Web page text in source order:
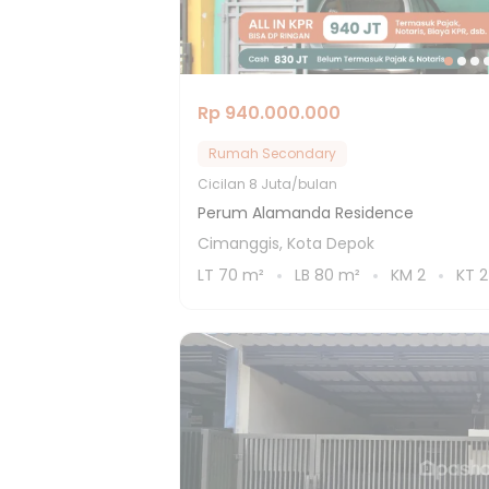
Rp 940.000.000
Rumah Secondary
Cicilan 8 Juta/bulan
Perum Alamanda Residence
Cimanggis, Kota Depok
LT 70 m² LB 80 m² KM 2 KT 2